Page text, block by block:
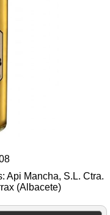
Api Mancha, S.L. Ctra.
(Albacete)